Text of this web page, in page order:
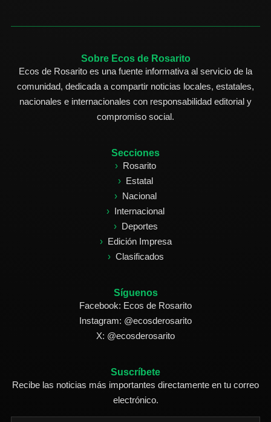
Sobre Ecos de Rosarito
Ecos de Rosarito es una fuente informativa al servicio de la
comunidad, dedicada a compartir noticias locales, estatales,
nacionales e internacionales con responsabilidad editorial y
compromiso social.
Secciones
Rosarito
Estatal
Nacional
Internacional
Deportes
Edición Impresa
Clasificados
Síguenos
Facebook: Ecos de Rosarito
Instagram: @ecosderosarito
X: @ecosderosarito
Suscríbete
Recibe las noticias más importantes directamente en tu correo
electrónico.